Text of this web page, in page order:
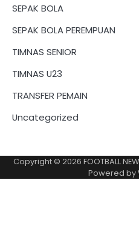
SEPAK BOLA
SEPAK BOLA PEREMPUAN
TIMNAS SENIOR
TIMNAS U23
TRANSFER PEMAIN
Uncategorized
Copyright © 2026 FOOTBALL
Powered by